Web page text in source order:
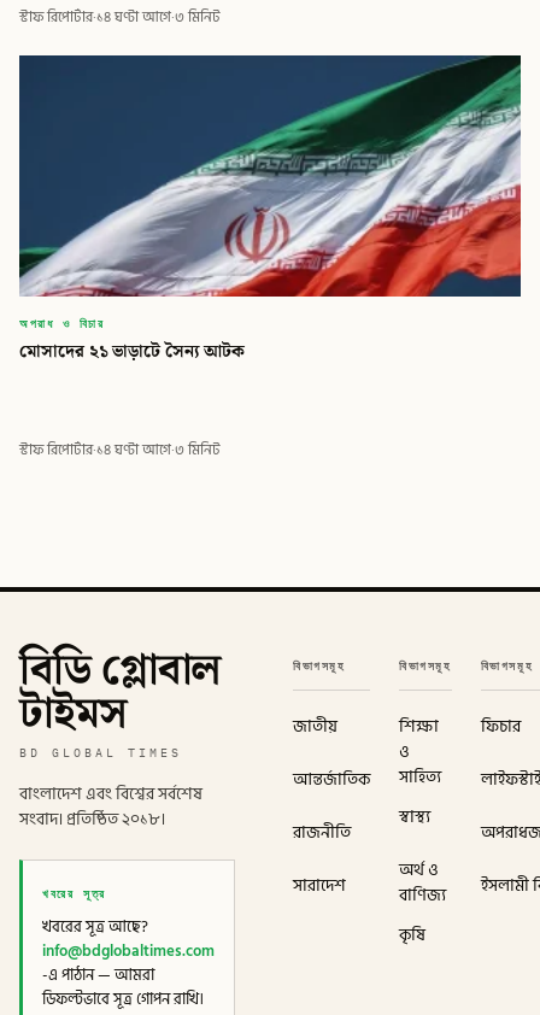
স্টাফ রিপোর্টার·১৪ ঘণ্টা আগে·৩ মিনিট
অপরাধ ও বিচার
মোসাদের ২১ ভাড়াটে সৈন্য আটক
স্টাফ রিপোর্টার·১৪ ঘণ্টা আগে·৩ মিনিট
বিডি গ্লোবাল
টাইমস
BD GLOBAL TIMES
বাংলাদেশ এবং বিশ্বের সর্বশেষ
সংবাদ। প্রতিষ্ঠিত ২০১৮।
খবরের সূত্র
খবরের সূত্র আছে?
info@bdglobaltimes.com
-এ পাঠান — আমরা
ডিফল্টভাবে সূত্র গোপন রাখি।
বিভাগসমূহ
জাতীয়
আন্তর্জাতিক
রাজনীতি
সারাদেশ
বিভাগসমূহ
শিক্ষা
ও
সাহিত্য
স্বাস্থ্য
অর্থ ও
বাণিজ্য
কৃষি
বিভাগসমূহ
ফিচার
ইসলামী